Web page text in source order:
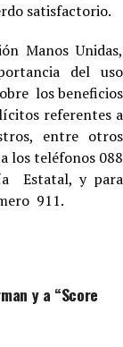
satisfactorio.
Manos Unidas,
del uso
los beneficios
referentes a
entre otros
los teléfonos 088
Estatal, y para
911.
y a “Score